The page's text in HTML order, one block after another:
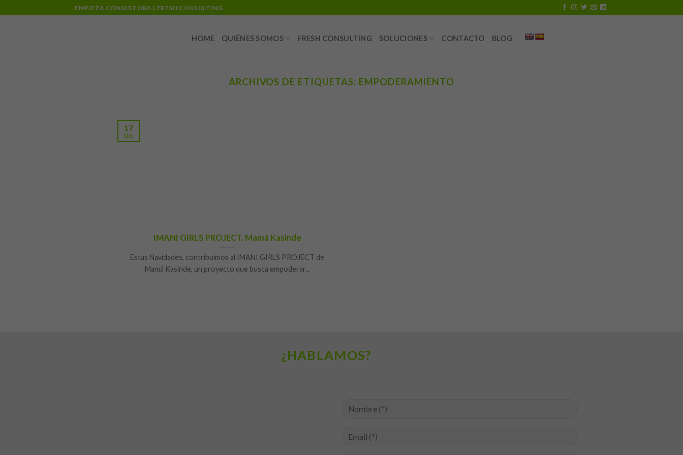
to
EMPIEZA CONSULTORA | FRESH CONSULTING
HOME QUIÉNES SOMOS FRESH CONSULTING SOLUCIONES CONTACTO BLOG
ARCHIVOS DE ETIQUETAS: EMPODERAMIENTO
IMANI GIRLS PROJECT. Mamá Kasinde
Estas Navidades, contribuimos al IMANI GIRLS PROJECT de
Mamá Kasinde, un proyecto que busca empoderar...
17
Dic
¿HABLAMOS?